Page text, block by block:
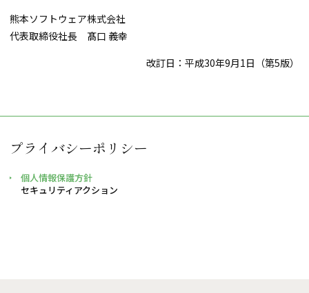
熊本ソフトウェア株式会社
代表取締役社長 髙口 義幸
改訂日： 平成30年9月1日 （第5版）
プライバシーポリシー
個人情報保護方針
セキュリティアクション